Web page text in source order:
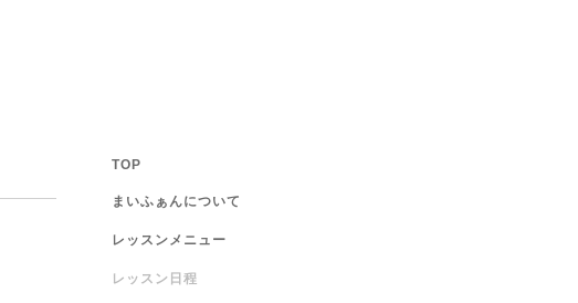
TOP
まいふぁんについて
レッスンメニュー
レッスン日程